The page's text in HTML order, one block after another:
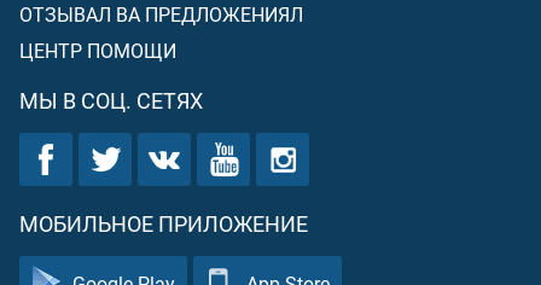
ОТЗЫВАЛ ВА ПРЕДЛОЖЕНИЯЛ
ЦЕНТР ПОМОЩИ
МЫ В СОЦ. СЕТЯХ
МОБИЛЬНОЕ ПРИЛОЖЕНИЕ